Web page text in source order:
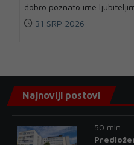
dobro poznato ime
31 SRP 2026
Najnoviji postovi
50 min